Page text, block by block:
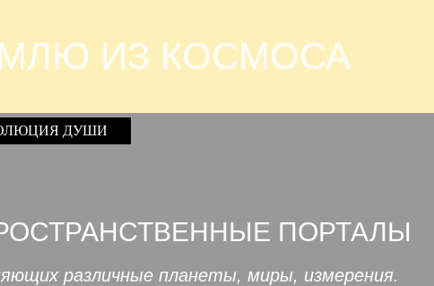
ИЗ КОСМОСА
ДУШИ
ПОРТАЛЫ
различные планеты, миры, измерения.